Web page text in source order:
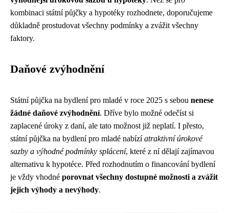
kombinaci státní půjčky a hypotéky rozhodnete, doporučujeme
důkladně prostudovat všechny podmínky a zvážit všechny
faktory.
Daňové zvýhodnění
Státní půjčka na bydlení pro mladé v roce 2025 s sebou nenese
žádné daňové zvýhodnění. Dříve bylo možné odečíst si
zaplacené úroky z daní, ale tato možnost již neplatí. I přesto,
státní půjčka na bydlení pro mladé nabízíatraktivní úrokové
sazby a výhodné podmínky splácení, které z ní dělají zajímavou
alternativu k hypotéce. Před rozhodnutím o financování bydlení
je vždy vhodné porovnat všechny dostupné možnosti a zvážit
jejich výhody a nevýhody.